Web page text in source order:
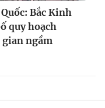
Bắc Kinh
quy hoạch
ngầm